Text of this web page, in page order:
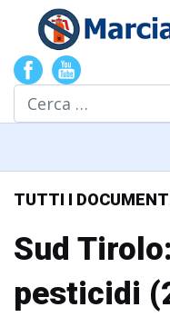
Cerca
TUTTI I
Sud
pesticidi